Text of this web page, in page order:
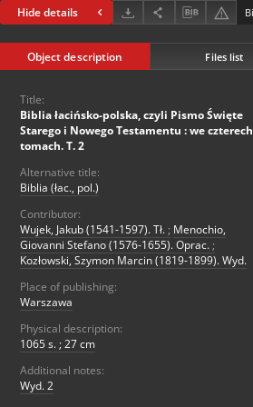
Hide details
Object description Files list
Title:
Biblia łacińsko-polska, czyli Pismo Święte
Starego i Nowego Testamentu : we czterech
tomach. T. 2
Alternative title:
Biblia (łac., pol.)
Contributor:
Wujek, Jakub (1541-1597). Tł. ; Menochio,
Giovanni Stefano (1576-1655). Oprac. ;
Kozłowski, Szymon Marcin (1819-1899). Wyd.
Place of publishing:
Warszawa
Physical description:
1065 s. ; 27 cm
Additional notes:
Wyd. 2